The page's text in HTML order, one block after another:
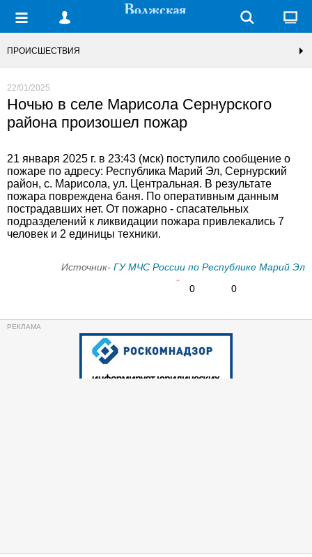
ПРОИСШЕСТВИЯ
22/01/2025
Ночью в селе Марисола Сернурского
района произошел пожар
21 января 2025 г. в 23:43 (мск) поступило сообщение о
пожаре по адресу: Республика Марий Эл, Сернурский
район, с. Марисола, ул. Центральная. В результате
пожара повреждена баня. По оперативным данным
пострадавших нет. От пожарно - спасательных
подразделений к ликвидации пожара привлекались 7
человек и 2 единицы техники.
Источник- ГУ МЧС России по Республике Марий Эл
0
0